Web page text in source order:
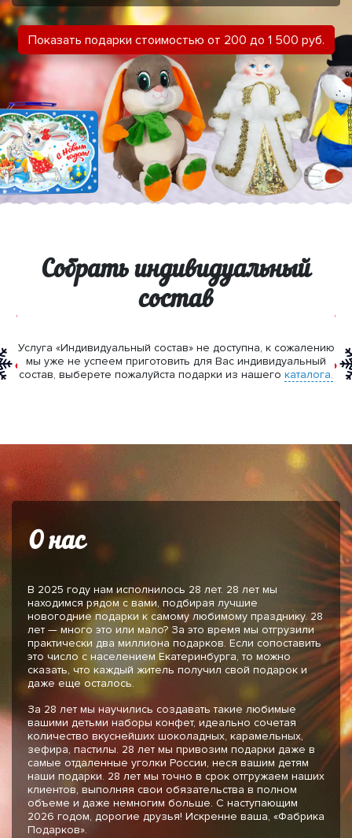
Показать подарки стоимостью от 200 до 1 500 руб.
Собрать индивидуальный
состав
Услуга «Индивидуальный состав» не доступна, к сожалению
мы уже не успеем приготовить для Вас индивидуальный
состав, выберете пожалуйста подарки из нашего каталога.
О нас
В 2025 году нам исполнилось 28 лет. 28 лет мы
находимся рядом с вами, подбирая лучшие
новогодние подарки к самому любимому празднику. 28
лет — много это или мало? За это время мы отгрузили
практически два миллиона подарков. Если сопоставить
это число с населением Екатеринбурга, то можно
сказать, что каждый житель получил свой подарок и
даже еще осталось.
За 28 лет мы научились создавать такие любимые
вашими детьми наборы конфет, идеально сочетая
количество вкуснейших шоколадных, карамельных,
зефира, пастилы. 28 лет мы привозим подарки даже в
самые отдаленные уголки России, неся вашим детям
наши подарки. 28 лет мы точно в срок отгружаем наших
клиентов, выполняя свои обязательства в полном
объеме и даже немногим больше. С наступающим
2026 годом, дорогие друзья! Искренне ваша, «Фабрика
Подарков».